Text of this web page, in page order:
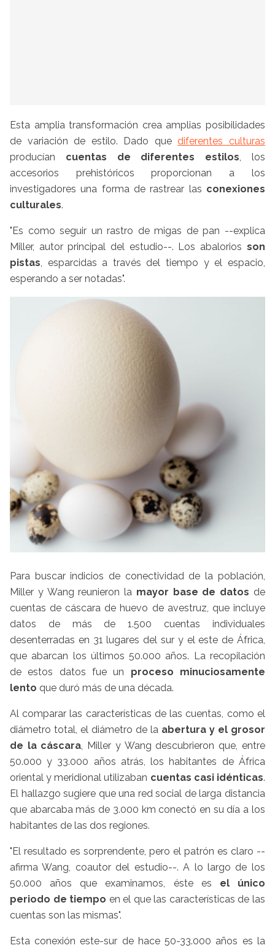
Esta amplia transformación crea amplias posibilidades
de variación de estilo. Dado quediferentes culturas
producían cuentas de diferentes estilos, los
accesorios prehistóricos proporcionan a los
investigadores una forma de rastrear las conexiones
culturales.
"Es como seguir un rastro de migas de pan --explica
Miller, autor principal del estudio--. Los abalorios son
pistas, esparcidas a través del tiempo y el espacio,
esperando a ser notadas".
Para buscar indicios de conectividad de la población,
Miller y Wang reunieron la mayor base de datos de
cuentas de cáscara de huevo de avestruz, que incluye
datos de más de 1.500 cuentas individuales
desenterradas en 31 lugares del sur y el este de África,
que abarcan los últimos 50.000 años. La recopilación
de estos datos fue un proceso minuciosamente
lento que duró más de una década.
Al comparar las características de las cuentas, como el
diámetro total, el diámetro de la abertura y el grosor
de la cáscara, Miller y Wang descubrieron que, entre
50.000 y 33.000 años atrás, los habitantes de África
oriental y meridional utilizaban cuentas casi idénticas.
El hallazgo sugiere que una red social de larga distancia
que abarcaba más de 3.000 km conectó en su día a los
habitantes de las dos regiones.
"El resultado es sorprendente, pero el patrón es claro --
afirma Wang, coautor del estudio--. A lo largo de los
50.000 años que examinamos, éste es el único
periodo de tiempo en el que las características de las
cuentas son las mismas".
Esta conexión este-sur de hace 50-33.000 años es la